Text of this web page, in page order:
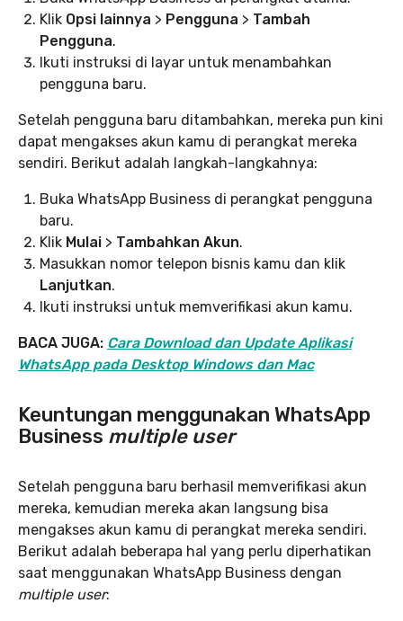
Klik Opsi lainnya > Pengguna > Tambah
Pengguna.
Ikuti instruksi di layar untuk menambahkan
pengguna baru.
Setelah pengguna baru ditambahkan, mereka pun kini
dapat mengakses akun kamu di perangkat mereka
sendiri. Berikut adalah langkah-langkahnya:
Buka WhatsApp Business di perangkat pengguna
baru.
Klik Mulai > Tambahkan Akun.
Masukkan nomor telepon bisnis kamu dan klik
Lanjutkan.
Ikuti instruksi untuk memverifikasi akun kamu.
BACA JUGA: Cara Download dan Update Aplikasi
WhatsApp pada Desktop Windows dan Mac
Keuntungan menggunakan WhatsApp
Business multiple user
Setelah pengguna baru berhasil memverifikasi akun
mereka, kemudian mereka akan langsung bisa
mengakses akun kamu di perangkat mereka sendiri.
Berikut adalah beberapa hal yang perlu diperhatikan
saat menggunakan WhatsApp Business dengan
multiple user: